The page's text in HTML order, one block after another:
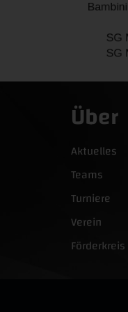
Über
Aktuelles
Teams
Turniere
Verein
Förderkreis